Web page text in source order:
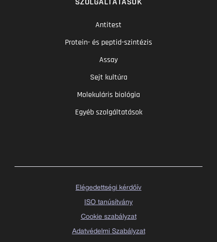
Antitest
Protein- és peptid-szintézis
Assay
Sejt kultúra
Molekuláris biológia
Egyéb szolgáltatások
Elégedettségi kérdőív
ISO tanúsítvány
Cookie szabályzat
Adatvédelmi Szabályzat